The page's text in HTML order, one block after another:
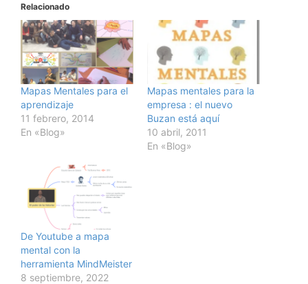
Relacionado
Mapas Mentales para el
aprendizaje
11 febrero, 2014
En «Blog»
Mapas mentales para la
empresa : el nuevo
Buzan está aquí
10 abril, 2011
En «Blog»
De Youtube a mapa
mental con la
herramienta MindMeister
8 septiembre, 2022